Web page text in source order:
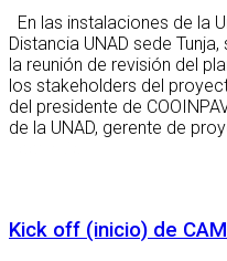
En las instalaciones de la
Distancia UNAD sede
la reunión de revisión del
los stakeholders del
del presidente de
de la UNAD, gerente de
Kick off (inicio) de